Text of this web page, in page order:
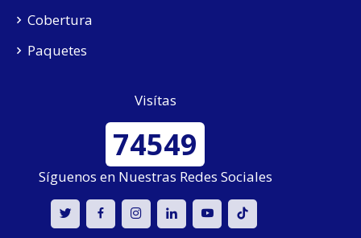
Cobertura
Paquetes
Visítas
74549
Síguenos en Nuestras Redes Sociales